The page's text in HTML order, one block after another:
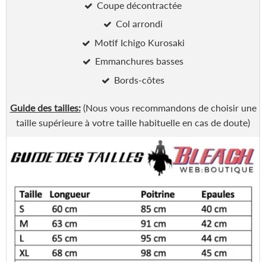
Coupe décontractée
Col arrondi
Motif Ichigo Kurosaki
Emmanchures basses
Bords-côtes
Guide des tailles:(Nous vous recommandons de choisir une
taille supérieure à votre taille habituelle en cas de doute)